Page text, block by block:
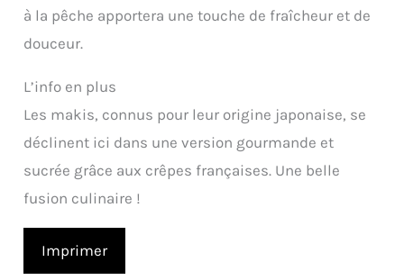
à la pêche apportera une touche de fraîcheur et de
douceur.
L’info en plus
Les makis, connus pour leur origine japonaise, se
déclinent ici dans une version gourmande et
sucrée grâce aux crêpes françaises. Une belle
fusion culinaire !
Imprimer